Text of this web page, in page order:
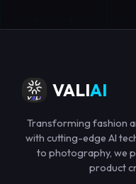
VALIAI
Transforming fashion
with cutting-edge AI
to photography, we
product